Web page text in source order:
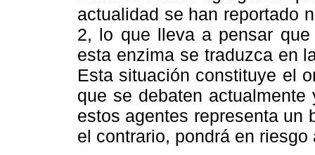
actualidad se han reportado
2, lo que lleva a pensar
esta enzima se traduzca en
Esta situación constituye el
que se debaten
estos agentes representa un
el contrario, pondrá en